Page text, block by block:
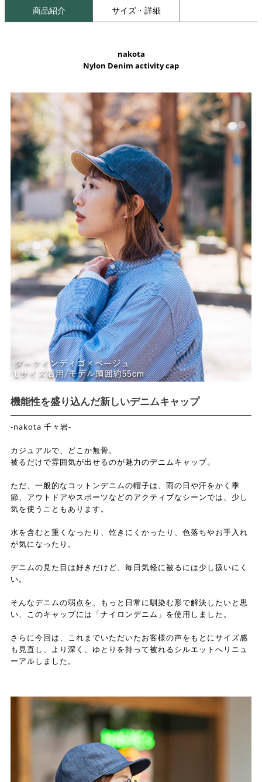
商品紹介 サイズ・詳細
nakota
Nylon Denim activity cap
機能性を盛り込んだ新しいデニムキャップ
-nakota 千々岩-
カジュアルで、どこか無骨。
被るだけで雰囲気が出せるのが魅力のデニムキャップ。
ただ、一般的なコットンデニムの帽子は、雨の日や汗をかく季
節、アウトドアやスポーツなどのアクティブなシーンでは、少し
気を使うこともあります。
水を含むと重くなったり、乾きにくかったり、色落ちやお手入れ
が気になったり。
デニムの見た目は好きだけど、毎日気軽に被るには少し扱いにく
い。
そんなデニムの弱点を、もっと日常に馴染む形で解決したいと思
い、このキャップには「ナイロンデニム」を使用しました。
さらに今回は、これまでいただいたお客様の声をもとにサイズ感
も見直し、より深く、ゆとりを持って被れるシルエットへリニュ
ーアルしました。